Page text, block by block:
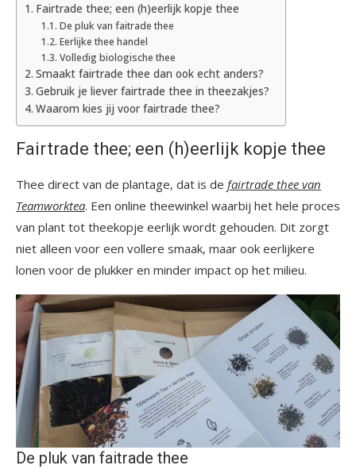
Fairtrade thee; een (h)eerlijk kopje thee
De pluk van faitrade thee
Eerlijke thee handel
Volledig biologische thee
Smaakt fairtrade thee dan ook echt anders?
Gebruik je liever fairtrade thee in theezakjes?
Waarom kies jij voor fairtrade thee?
Fairtrade thee; een (h)eerlijk kopje thee
Thee direct van de plantage, dat is de fairtrade thee van
Teamworktea. Een online theewinkel waarbij het hele proces
van plant tot theekopje eerlijk wordt gehouden. Dit zorgt
niet alleen voor een vollere smaak, maar ook eerlijkere
lonen voor de plukker en minder impact op het milieu.
De pluk van faitrade thee